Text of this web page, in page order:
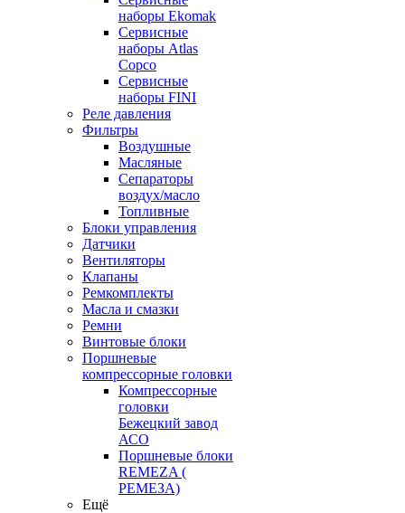
наборы Ekomak
Cервисные
наборы Atlas
Copco
Сервисные
наборы FINI
Реле давления
Фильтры
Воздушные
Масляные
Сепараторы
воздух/масло
Топливные
Блоки управления
Датчики
Вентиляторы
Клапаны
Ремкомплекты
Масла и смазки
Ремни
Винтовые блоки
Поршневые
компрессорные головки
Компрессорные
головки
Бежецкий завод
АСО
Поршневые блоки
REMEZA (
РЕМЕЗА)
Ещё